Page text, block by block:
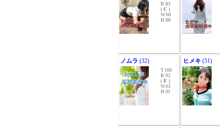
B.83
( C )
W.60
H.88
ノムラ (32)
T.160
B.92
( E )
W.61
H.91
ヒメキ (51)